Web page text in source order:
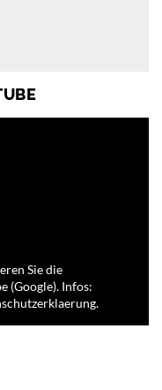
Sie die
(Google). Infos: